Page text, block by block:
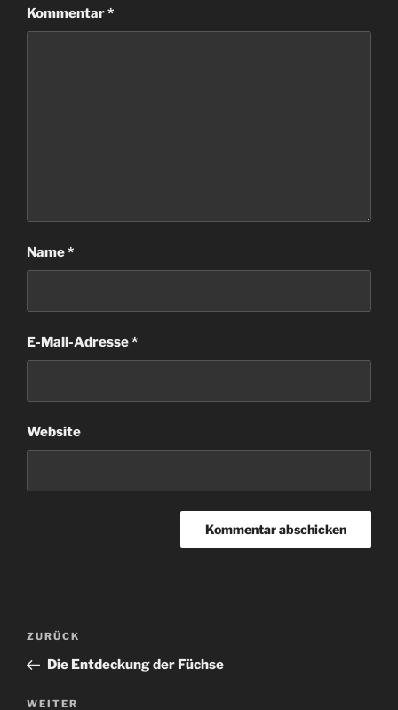
Kommentar*
Name*
E-Mail-Adresse*
Website
Beitragsnavigation
Vorheriger
Beitrag
ZURÜCK
Die Entdeckung der Füchse
Nächster
WEITER